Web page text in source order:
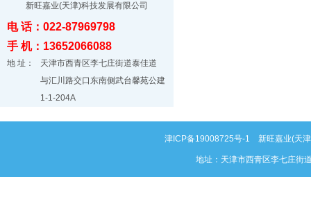
新旺嘉业(天津)科技发展有限公司
电 话：022-87969798
手 机：13652066088
地 址：
天津市西青区李七庄街道泰佳道
与汇川路交口东南侧武台馨苑公建
1-1-204A
津ICP备19008725号-1 新旺嘉业(天
地址：天津市西青区李七庄街